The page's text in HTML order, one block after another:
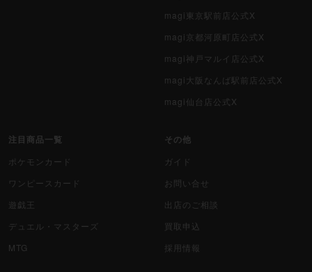
magi東京駅前店公式X
magi京都河原町店公式X
magi神戸マルイ店公式X
magi大阪なんば駅前店公式X
magi仙台店公式X
注目商品一覧
ポケモンカード
ワンピースカード
遊戯王
デュエル・マスターズ
MTG
その他
ガイド
お問い合せ
出店のご相談
買取申込
採用情報